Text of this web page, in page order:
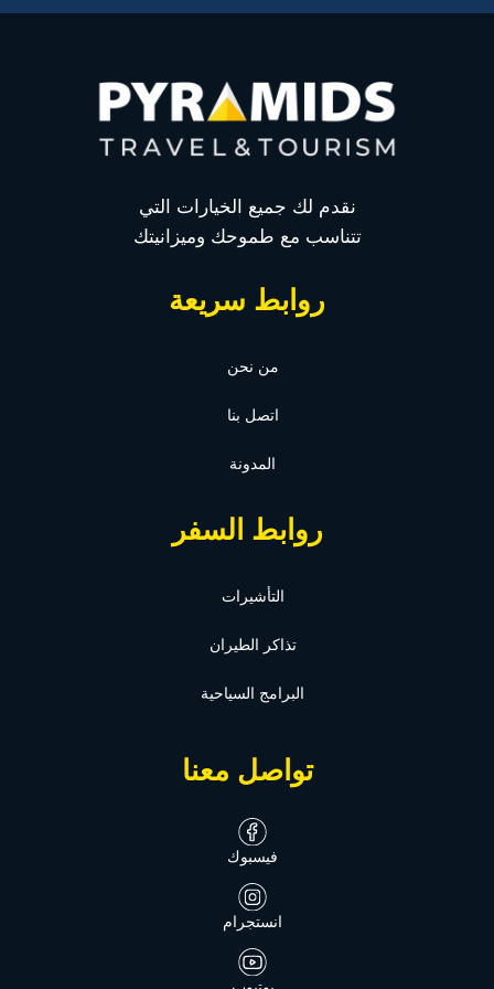
نقدم لك جميع الخيارات التي
تتناسب مع طموحك وميزانيتك
روابط سريعة
من نحن
اتصل بنا
المدونة
روابط السفر
التأشيرات
تذاكر الطيران
البرامج السياحية
تواصل معنا
فيسبوك
انستجرام